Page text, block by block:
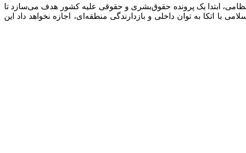
ابتدا یک پرونده حقوق‌بشری و حقوقی علیه کشور هدف می‌سازد تا
اتکا به توان داخلی و بازدارندگی منطقه‌ای، اجازه نخواهد داد این